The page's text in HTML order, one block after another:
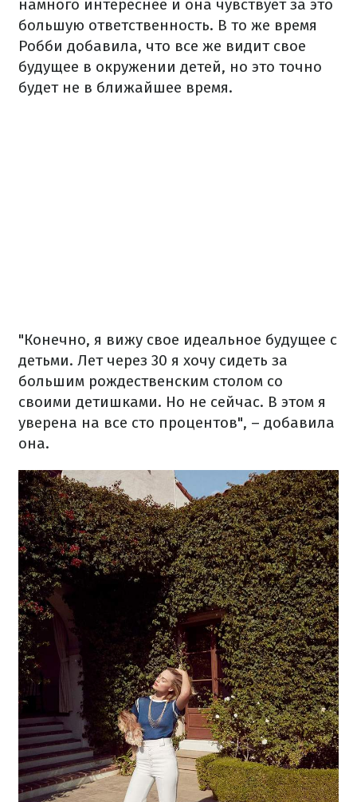
намного интереснее и она чувствует за это
большую ответственность. В то же время
Робби добавила, что все же видит свое
будущее в окружении детей, но это точно
будет не в ближайшее время.
"Конечно, я вижу свое идеальное будущее с
детьми. Лет через 30 я хочу сидеть за
большим рождественским столом со
своими детишками. Но не сейчас. В этом я
уверена на все сто процентов", – добавила
она.